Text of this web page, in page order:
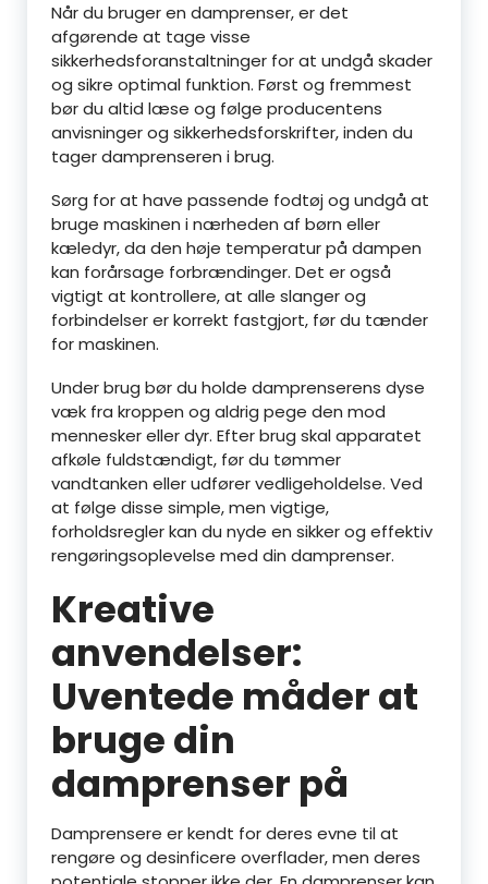
Når du bruger en damprenser, er det
afgørende at tage visse
sikkerhedsforanstaltninger for at undgå skader
og sikre optimal funktion. Først og fremmest
bør du altid læse og følge producentens
anvisninger og sikkerhedsforskrifter, inden du
tager damprenseren i brug.
Sørg for at have passende fodtøj og undgå at
bruge maskinen i nærheden af børn eller
kæledyr, da den høje temperatur på dampen
kan forårsage forbrændinger. Det er også
vigtigt at kontrollere, at alle slanger og
forbindelser er korrekt fastgjort, før du tænder
for maskinen.
Under brug bør du holde damprenserens dyse
væk fra kroppen og aldrig pege den mod
mennesker eller dyr. Efter brug skal apparatet
afkøle fuldstændigt, før du tømmer
vandtanken eller udfører vedligeholdelse. Ved
at følge disse simple, men vigtige,
forholdsregler kan du nyde en sikker og effektiv
rengøringsoplevelse med din damprenser.
Kreative
anvendelser:
Uventede måder at
bruge din
damprenser på
Damprensere er kendt for deres evne til at
rengøre og desinficere overflader, men deres